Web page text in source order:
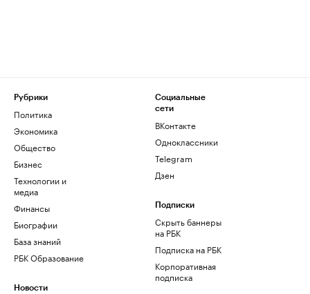
Рубрики
Политика
Экономика
Общество
Бизнес
Технологии и
медиа
Финансы
Биографии
База знаний
РБК Образование
Новости
Социальные
сети
ВКонтакте
Одноклассники
Telegram
Дзен
Подписки
Скрыть баннеры
на РБК
Подписка на РБК
Корпоративная
подписка